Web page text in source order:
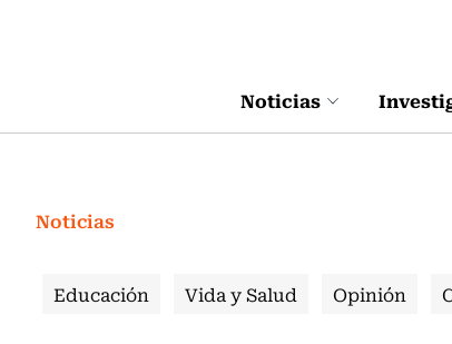
Noticias
Noticias
Educación Vida y Salud Opinión